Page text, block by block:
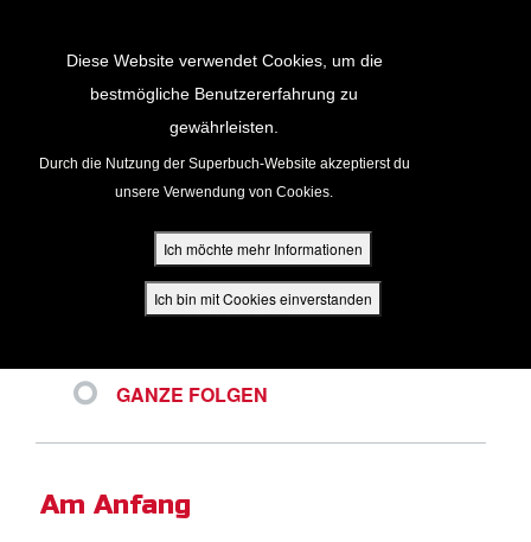
Diese Website verwendet Cookies, um die
bestmögliche Benutzererfahrung zu
gewährleisten.
Durch die Nutzung der Superbuch-Website akzeptierst du
unsere Verwendung von Cookies.
Ich möchte mehr Informationen
Ich bin mit Cookies einverstanden
NEUESTE
BELIEBTE VIDEOS
GANZE FOLGEN
Am Anfang